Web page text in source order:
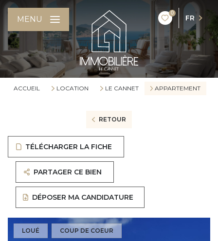
0
FR
MENU
ACCUEIL LOCATION LE CANNET APPARTEMENT
RETOUR
TÉLÉCHARGER LA FICHE
PARTAGER CE BIEN
DÉPOSER MA CANDIDATURE
LOUÉ COUP DE COEUR